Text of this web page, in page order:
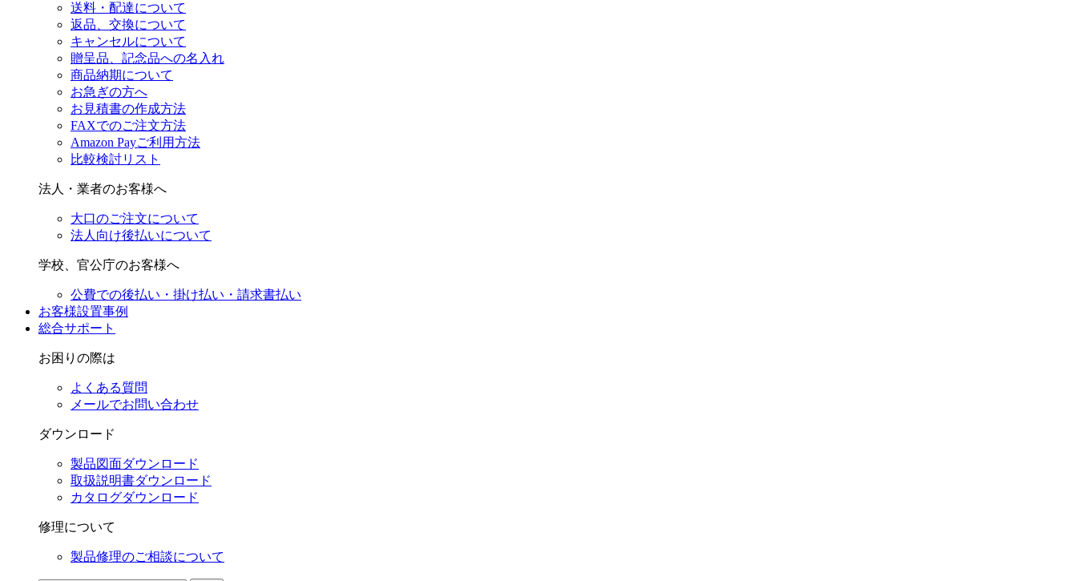
送料・配達について
返品、交換について
キャンセルについて
贈呈品、記念品への名入れ
商品納期について
お急ぎの方へ
お見積書の作成方法
FAXでのご注文方法
Amazon Payご利用方法
比較検討リスト
法人・業者のお客様へ
大口のご注文について
法人向け後払いについて
学校、官公庁のお客様へ
公費での後払い・掛け払い・請求書払い
お客様設置事例
総合サポート
お困りの際は
よくある質問
メールでお問い合わせ
ダウンロード
製品図面ダウンロード
取扱説明書ダウンロード
カタログダウンロード
修理について
製品修理のご相談について